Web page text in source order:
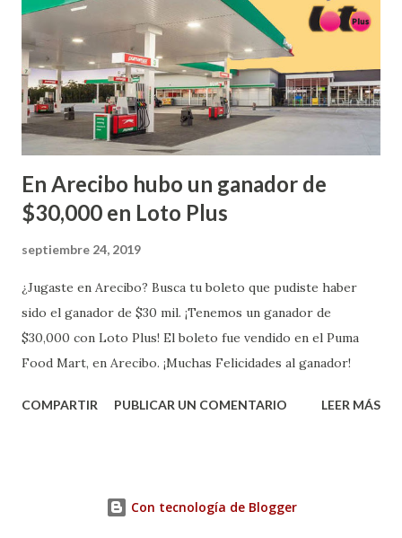
...
En Arecibo hubo un ganador de
$30,000 en Loto Plus
septiembre 24, 2019
¿Jugaste en Arecibo? Busca tu boleto que pudiste haber
sido el ganador de $30 mil. ¡Tenemos un ganador de
$30,000 con Loto Plus! El boleto fue vendido en el Puma
Food Mart, en Arecibo. ¡Muchas Felicidades al ganador!
COMPARTIR PUBLICAR UN COMENTARIO LEER MÁS
Con tecnología de Blogger